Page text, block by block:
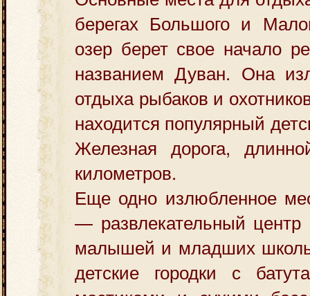
берегах Большого и
озер берет свое начало
названием Дуван. Она
отдыха рыбаков и
находится популярный
Железная дорога,
километров.
Еще одно излюбленное
— развлекательный
малышей и младших
детские городки с